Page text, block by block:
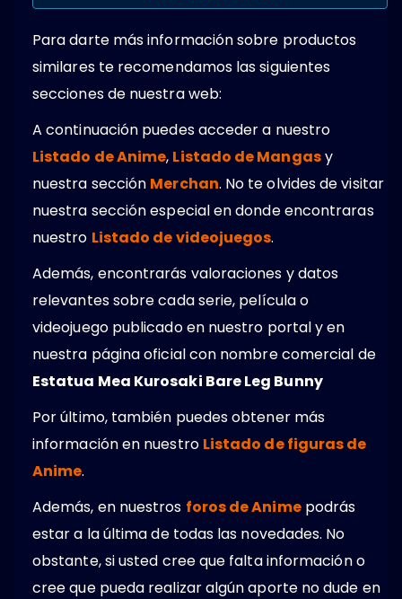
Para darte más información sobre productos
similares te recomendamos las siguientes
secciones de nuestra web:
A continuación puedes acceder a nuestro
Listado de Anime, Listado de Mangasy
nuestra sección Merchan. No te olvides de visitar
nuestra sección especial en donde encontraras
nuestro Listado de videojuegos.
Además, encontrarás valoraciones y datos
relevantes sobre cada serie, película o
videojuego publicado en nuestro portal y en
nuestra página oficial con nombre comercial de
Estatua Mea Kurosaki Bare Leg Bunny
Por último, también puedes obtener más
información en nuestro Listado de figuras de
Anime.
Además, en nuestros foros de Animepodrás
estar a la última de todas las novedades. No
obstante, si usted cree que falta información o
cree que pueda realizar algún aporte no dude en